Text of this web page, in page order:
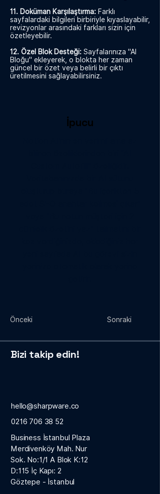
11. Doküman Karşılaştırma: Farklı
sayfalardaki bilgileri birbiriyle kıyaslayabilir,
revizyonlar arasındaki farkları sizin için
özetleyebilir.
12. Özel Blok Desteği: Sayfalarınıza "AI
Bloğu" ekleyerek, o blokta her zaman
güncel bir özet veya belirli bir çıktı
üretilmesini sağlayabilirsiniz.
İpucu
Önceki Sonraki
Bizi takip edin!
hello@sharpware.co
0216 706 38 52
Business İstanbul Plaza
Merdivenköy Mah. Nur
Sok. No:1/1 A Blok K:12
D:115 İç Kapı: 2
Göztepe - İstanbul